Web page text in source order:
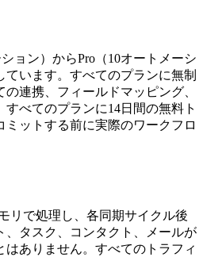
ョン）からPro（10オートメーシ
ています。すべてのプランに無制
連携、フィールドマッピング、
べてのプランに14日間の無料ト
ミットする前に実際のワークフロ
リで処理し、各同期サイクル後
、タスク、コンタクト、メールが
はありません。すべてのトラフィ